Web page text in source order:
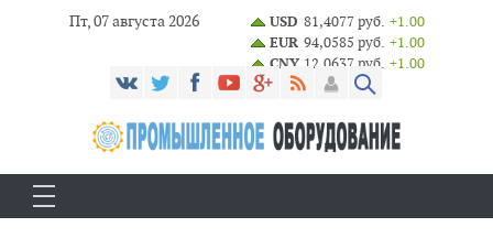
Пт, 07 августа 2026 USD 81,4077 руб. +1.00
EUR 94,0585 руб. +1.00
CNY 12,0637 руб. +1.00